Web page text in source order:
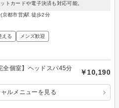
トカードや電子決済も対応可能。
京都市営)駅 徒歩2分
える メンズ歓迎
全個室】ヘッドスパ45分
￥10,190
ルメニューを見る